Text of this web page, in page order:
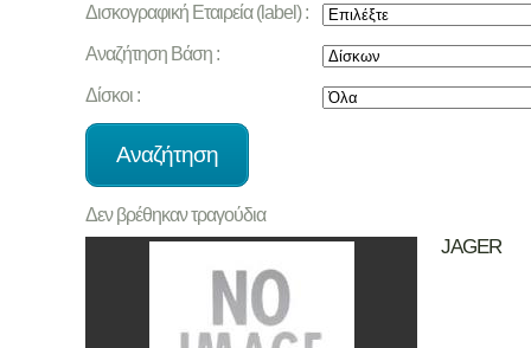
Δισκογραφική Εταιρεία (label) :
Αναζήτηση Βάση :
Δίσκοι :
Δεν βρέθηκαν τραγούδια
JAGER